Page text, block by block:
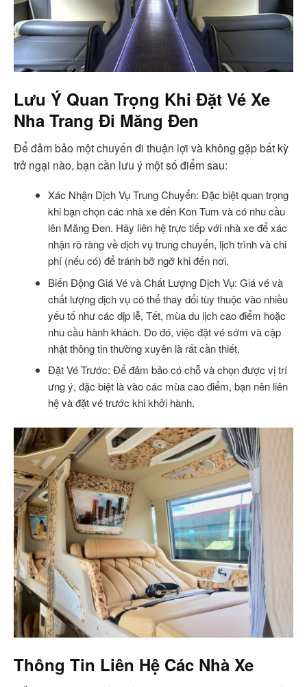
Lưu Ý Quan Trọng Khi Đặt Vé Xe
Nha Trang Đi Măng Đen
Để đảm bảo một chuyến đi thuận lợi và không gặp bất kỳ
trở ngại nào, bạn cần lưu ý một số điểm sau:
Xác Nhận Dịch Vụ Trung Chuyển: Đặc biệt quan trọng
khi bạn chọn các nhà xe đến Kon Tum và có nhu cầu
lên Măng Đen. Hãy liên hệ trực tiếp với nhà xe để xác
nhận rõ ràng về dịch vụ trung chuyển, lịch trình và chi
phí (nếu có) để tránh bỡ ngỡ khi đến nơi.
Biến Động Giá Vé và Chất Lượng Dịch Vụ: Giá vé và
chất lượng dịch vụ có thể thay đổi tùy thuộc vào nhiều
yếu tố như các dịp lễ, Tết, mùa du lịch cao điểm hoặc
nhu cầu hành khách. Do đó, việc đặt vé sớm và cập
nhật thông tin thường xuyên là rất cần thiết.
Đặt Vé Trước: Để đảm bảo có chỗ và chọn được vị trí
ưng ý, đặc biệt là vào các mùa cao điểm, bạn nên liên
hệ và đặt vé trước khi khởi hành.
Thông Tin Liên Hệ Các Nhà Xe